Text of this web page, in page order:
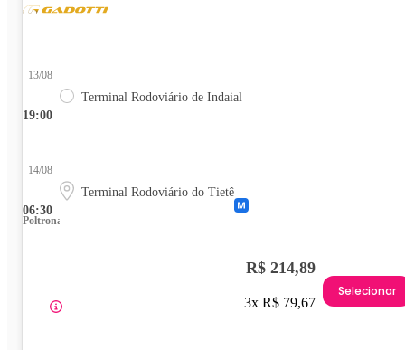
19:00
13/08
Terminal Rodoviário de Indaial
06:30
14/08
Terminal Rodoviário do Tietê
Poltrona
R$ 214,89
3x R$ 79,67
Selecionar